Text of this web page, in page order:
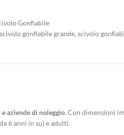
Gonfiabile
scivolo gonfiabile grande,scivolo
aziende di noleggio. Con dimensioni
6 anni in su) e adulti.